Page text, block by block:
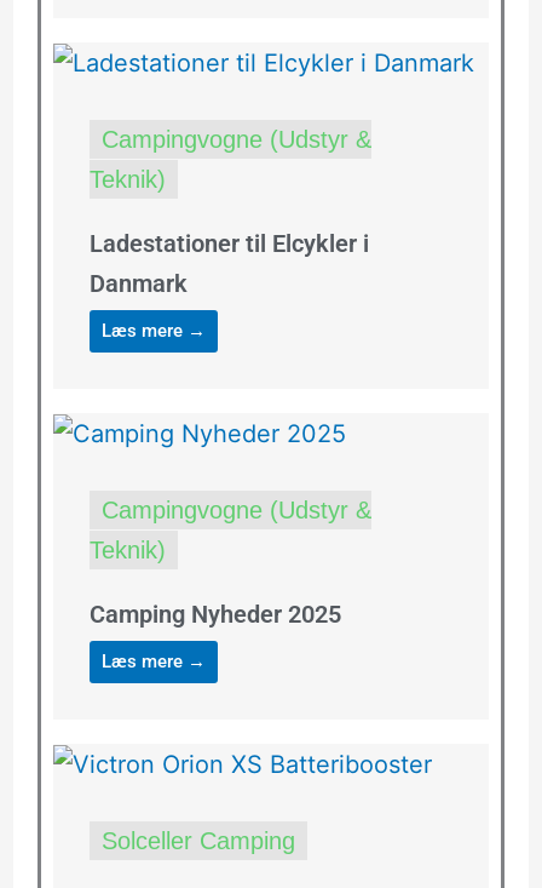
Campingvogne (Udstyr &
Teknik)
Ladestationer til Elcykler i
Danmark
Læs mere →
Campingvogne (Udstyr &
Teknik)
Camping Nyheder 2025
Læs mere →
Solceller Camping